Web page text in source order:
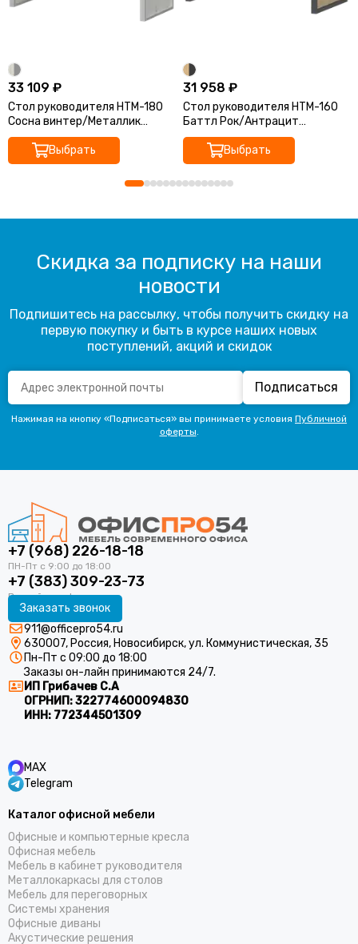
33 109 ₽
Стол руководителя НТМ-180
Сосна винтер/Металлик
1800x800x750 Аргентум-М
Выбрать
31 958 ₽
Стол руководителя НТМ-160
Баттл Рок/Антрацит
1600x800x750 Аргентум-М
Выбрать
Скидка за подписку на наши
новости
Подпишитесь на рассылку, чтобы получить скидку на
первую покупку и быть в курсе наших новых
поступлений, акций и скидок
Подписаться
Нажимая на кнопку «Подписаться» вы принимаете условия Публичной
оферты.
+7 (968) 226-18-18
+7 (383) 309-23-73
Заказать звонок
911@officepro54.ru
630007, Россия, Новосибирск, ул. Коммунистическая, 35
Пн-Пт с 09:00 до 18:00
Заказы он-лайн принимаются 24/7.
ИП Грибачев С.А
ОГРНИП:322774600094830
ИНН: 772344501309
MAX
Telegram
Каталог офисной мебели
Офисные и компьютерные кресла
Офисная мебель
Мебель в кабинет руководителя
Металлокаркасы для столов
Мебель для переговорных
Системы хранения
Офисные диваны
Акустические решения